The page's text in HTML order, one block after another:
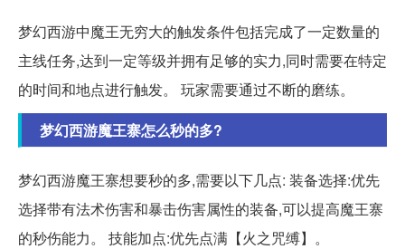
梦幻西游中魔王无穷大的触发条件包括完成了一定数量的
主线任务,达到一定等级并拥有足够的实力,同时需要在特定
的时间和地点进行触发。 玩家需要通过不断的磨练。
梦幻西游魔王寨怎么秒的多?
梦幻西游魔王寨想要秒的多,需要以下几点: 装备选择:优先
选择带有法术伤害和暴击伤害属性的装备,可以提高魔王寨
的秒伤能力。 技能加点:优先点满【火之咒缚】。